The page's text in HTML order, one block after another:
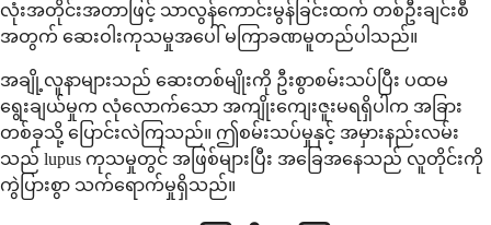
လုံးအတိုင်းအတာဖြင့် သာလွန်ကောင်းမွန်ခြင်းထက် တစ်ဦးချင်းစီ
အတွက် ဆေးဝါးကုသမှုအပေါ် မကြာခဏမူတည်ပါသည်။
အချို့လူနာများသည် ဆေးတစ်မျိုးကို ဦးစွာစမ်းသပ်ပြီး ပထမ
ရွေးချယ်မှုက လုံလောက်သော အကျိုးကျေးဇူးမရရှိပါက အခြား
တစ်ခုသို့ ပြောင်းလဲကြသည်။ ဤစမ်းသပ်မှုနှင့် အမှားနည်းလမ်း
သည် lupus ကုသမှုတွင် အဖြစ်များပြီး အခြေအနေသည် လူတိုင်းကို
ကွဲပြားစွာ သက်ရောက်မှုရှိသည်။